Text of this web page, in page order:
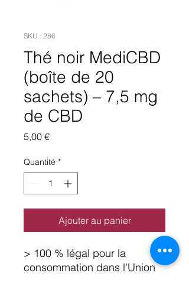
SKU : 286
Thé noir MediCBD
(boîte de 20
sachets) – 7,5 mg
de CBD
5,00 €Prix
Quantité *
Ajouter au panier
> 100 % légal pour la
consommation dans l'Union